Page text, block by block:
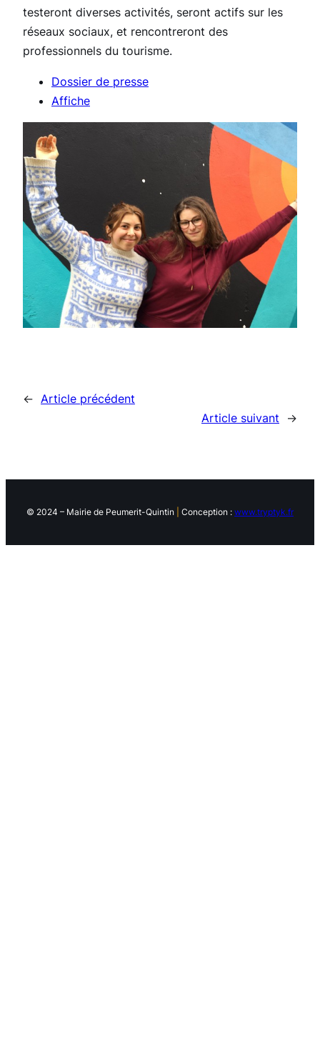
testeront diverses activités, seront actifs sur les
réseaux sociaux, et rencontreront des
professionnels du tourisme.
Dossier de presse
Affiche
← Article précédent
Article suivant
→
© 2024 – Mairie de Peumerit-Quintin Conception : www.tryptyk.fr